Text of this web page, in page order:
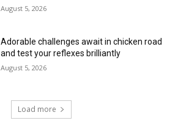
August 5, 2026
Adorable challenges await in chicken road
and test your reflexes brilliantly
August 5, 2026
Load more